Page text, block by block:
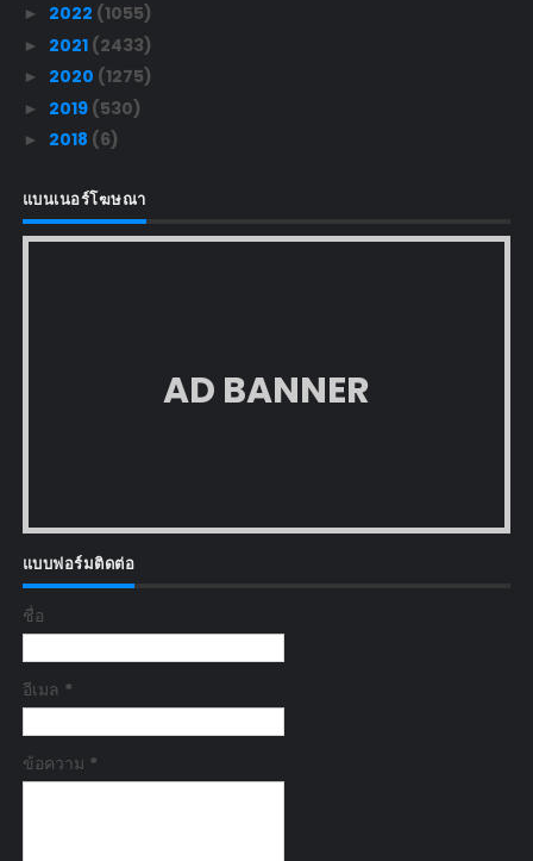
► 2022 (1055)
► 2021 (2433)
► 2020 (1275)
► 2019 (530)
► 2018 (6)
แบนเนอร์โฆษณา
AD BANNER
แบบฟอร์มติดต่อ
ชื่อ
อีเมล *
ข้อความ *